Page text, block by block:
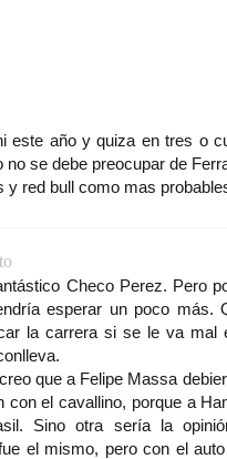
este año y quiza en tres o
no se debe preocupar de
y red bull como mas
Checo Perez. Pero
esperar un poco más.
la carrera si se le va mal
que a Felipe Massa
con el cavallino, porque a
Sino otra sería la
el mismo, pero con el